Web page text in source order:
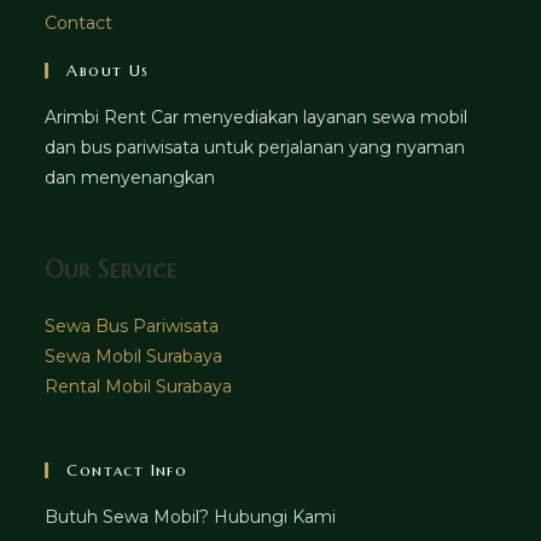
Contact
About Us
Arimbi Rent Car menyediakan layanan sewa mobil
dan bus pariwisata untuk perjalanan yang nyaman
dan menyenangkan
Our Service
Sewa Bus Pariwisata
Sewa Mobil Surabaya
Rental Mobil Surabaya
Contact Info
Butuh Sewa Mobil? Hubungi Kami